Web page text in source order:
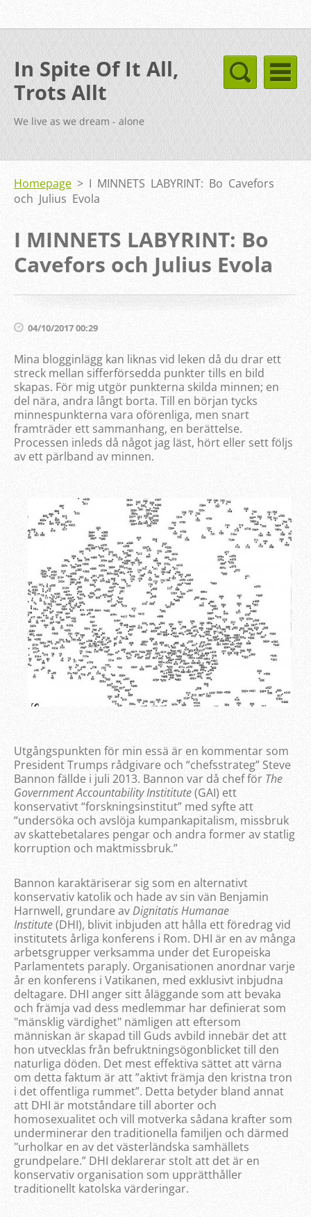
In Spite Of It All,
Trots Allt
We live as we dream - alone
Homepage > I MINNETS LABYRINT: Bo Cavefors
och Julius Evola
I MINNETS LABYRINT: Bo
Cavefors och Julius Evola
04/10/2017 00:29
Mina blogginlägg kan liknas vid leken då du drar ett
streck mellan sifferförsedda punkter tills en bild
skapas. För mig utgör punkterna skilda minnen; en
del nära, andra långt borta. Till en början tycks
minnespunkterna vara oförenliga, men snart
framträder ett sammanhang, en berättelse.
Processen inleds då något jag läst, hört eller sett följs
av ett pärlband av minnen.
Utgångspunkten för min essä är en kommentar som
President Trumps rådgivare och “chefsstrateg” Steve
Bannon fällde i juli 2013. Bannon var då chef för The
Government Accountability Instititute(GAI) ett
konservativt “forskningsinstitut” med syfte att
“undersöka och avslöja kumpankapitalism, missbruk
av skattebetalares pengar och andra former av statlig
korruption och maktmissbruk.”
Bannon karaktäriserar sig som en alternativt
konservativ katolik och hade av sin vän Benjamin
Harnwell, grundare avDignitatis Humanae
Institute(DHI), blivit inbjuden att hålla ett föredrag vid
institutets årliga konferens i Rom. DHI är en av många
arbetsgrupper verksamma under det Europeiska
Parlamentets paraply. Organisationen anordnar varje
år en konferens i Vatikanen, med exklusivt inbjudna
deltagare. DHI anger sitt åläggande som att bevaka
och främja vad dess medlemmar har definierat som
"mänsklig värdighet" nämligen att eftersom
människan är skapad till Guds avbild innebär det att
hon utvecklas från befruktningsögonblicket till den
naturliga döden. Det mest effektiva sättet att värna
om detta faktum är att ”aktivt främja den kristna tron
i det offentliga rummet”. Detta betyder bland annat
att DHI är motståndare till aborter och
homosexualitet och vill motverka sådana krafter som
underminerar den traditionella familjen och därmed
"urholkar en av det västerländska samhällets
grundpelare.” DHI deklarerar stolt att det är en
konservativ organisation som upprätthåller
traditionellt katolska värderingar.